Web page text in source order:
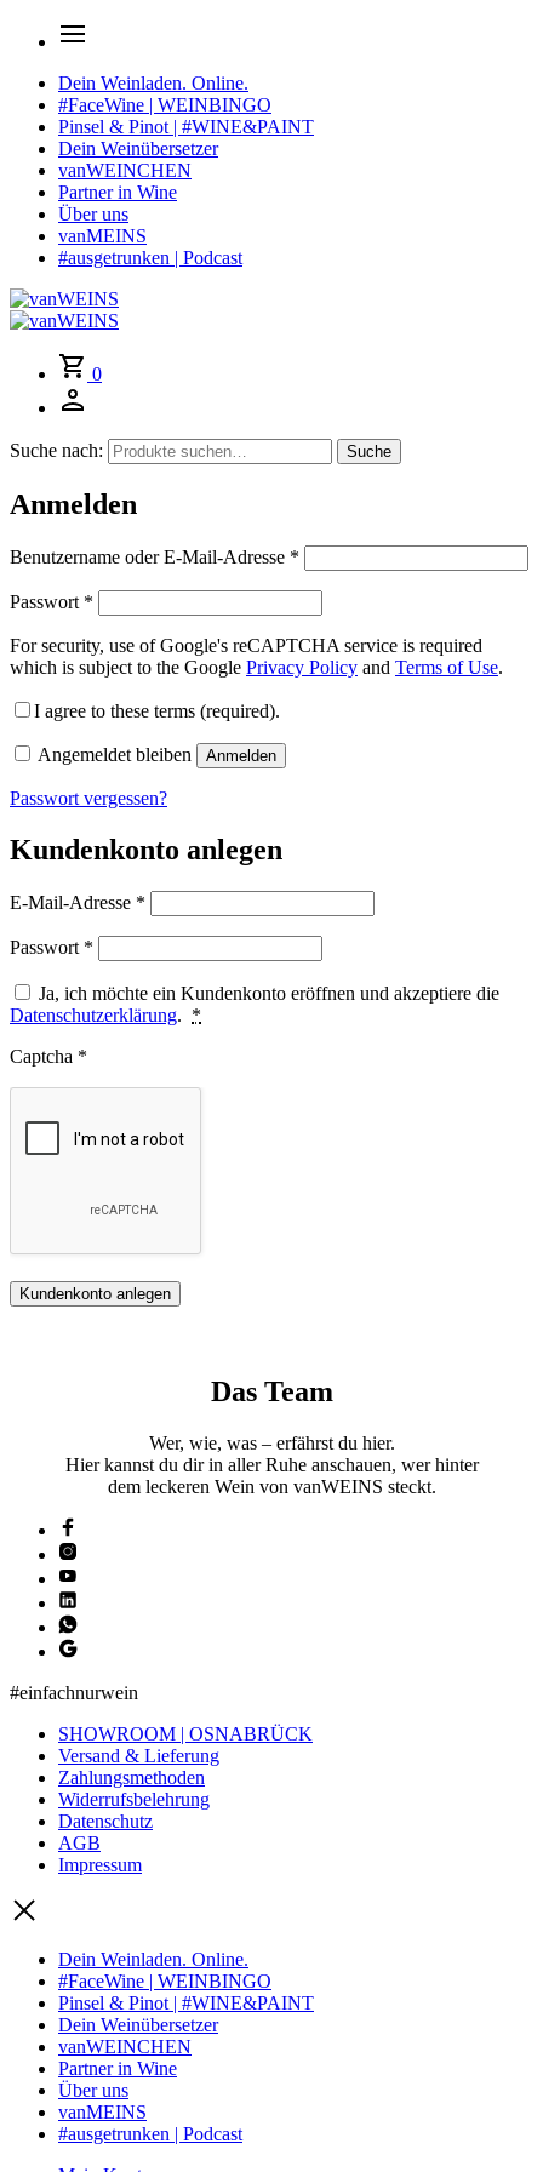
Dein Weinladen. Online.
#FaceWine | WEINBINGO
Pinsel & Pinot | #WINE&PAINT
Dein Weinübersetzer
vanWEINCHEN
Partner in Wine
Über uns
vanMEINS
#ausgetrunken | Podcast
0
Suche nach: Suche
Anmelden
Benutzername oder E-Mail-Adresse *
Passwort *
For security, use of Google's reCAPTCHA service is required
which is subject to the Google Privacy Policy and Terms of Use.
I agree to these terms (required).
Angemeldet bleiben Anmelden
Passwort vergessen?
Kundenkonto anlegen
E-Mail-Adresse *
Passwort *
Ja, ich möchte ein Kundenkonto eröffnen und akzeptiere die
Datenschutzerklärung. *
Captcha *
Kundenkonto anlegen
Das Team
Wer, wie, was – erfährst du hier.
Hier kannst du dir in aller Ruhe anschauen, wer hinter
dem leckeren Wein von vanWEINS steckt.
#einfachnurwein
SHOWROOM | OSNABRÜCK
Versand & Lieferung
Zahlungsmethoden
Widerrufsbelehrung
Datenschutz
AGB
Impressum
Dein Weinladen. Online.
#FaceWine | WEINBINGO
Pinsel & Pinot | #WINE&PAINT
Dein Weinübersetzer
vanWEINCHEN
Partner in Wine
Über uns
vanMEINS
#ausgetrunken | Podcast